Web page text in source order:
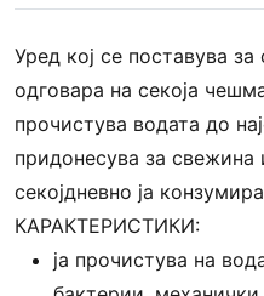
Уред кој се поставува
одговара на секоја
прочистува водата до
придонесува за свежина
секојдневно ја
КАРАКТЕРИСТИКИ:
ја прочистува на